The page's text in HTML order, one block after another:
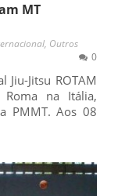
MT
, Outros
0
Jiu-Jitsu ROTAM
Roma na Itália,
PMMT. Aos 08